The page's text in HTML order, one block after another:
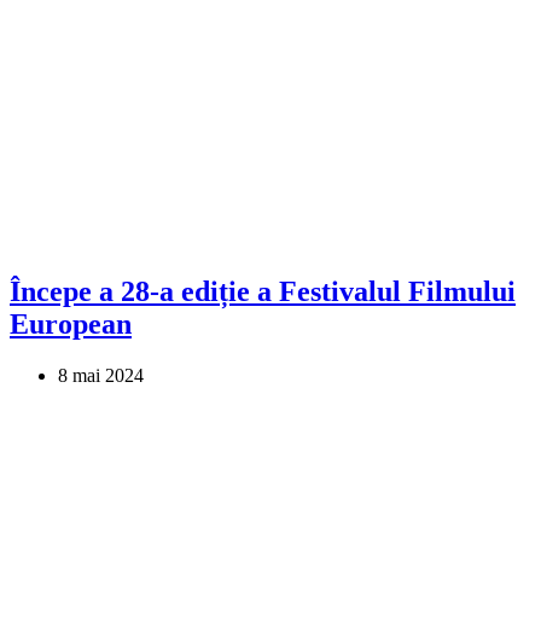
Începe a 28-a ediție a Festivalul Filmului
European
8 mai 2024